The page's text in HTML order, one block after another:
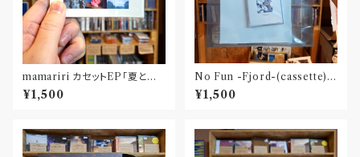
mamariri カセットEP「夏と予
感のかけら」
¥1,500
No Fun -Fjord-(cassette)
〝京都〟
¥1,500